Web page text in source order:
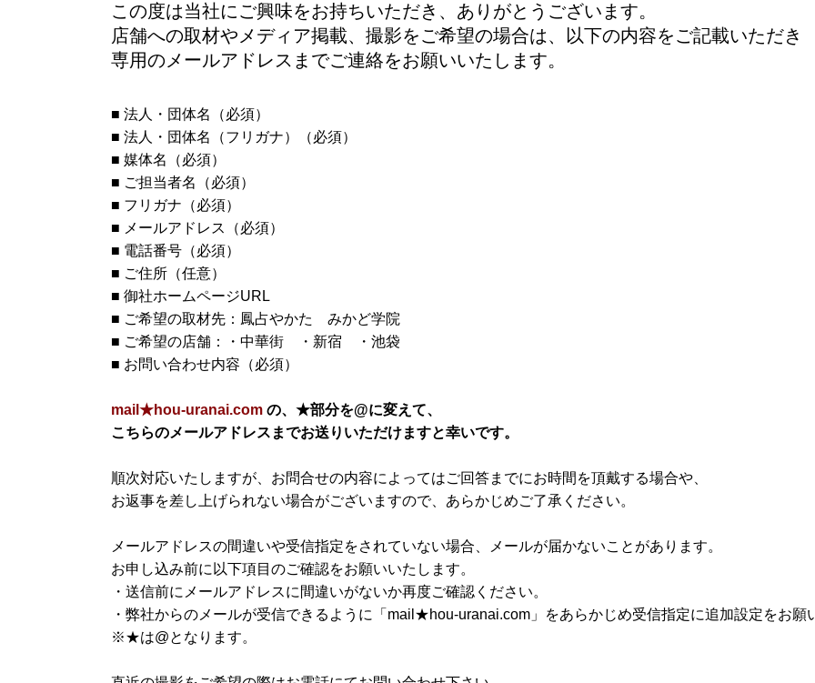
この度は当社にご興味をお持ちいただき、ありがとうございます。
店舗への取材やメディア掲載、撮影をご希望の場合は、以下の内容をご記載いただき
専用のメールアドレスまでご連絡をお願いいたします。
■ 法人・団体名（必須）
■ 法人・団体名（フリガナ）（必須）
■ 媒体名（必須）
■ ご担当者名（必須）
■ フリガナ（必須）
■ メールアドレス（必須）
■ 電話番号（必須）
■ ご住所（任意）
■ 御社ホームページURL
■ ご希望の取材先：鳳占やかた みかど学院
■ ご希望の店舗：・中華街 ・新宿 ・池袋
■ お問い合わせ内容（必須）
mail★hou-uranai.com の、★部分を@に変えて、
こちらのメールアドレスまでお送りいただけますと幸いです。
順次対応いたしますが、お問合せの内容によってはご回答までにお時間を頂戴する場合や、
お返事を差し上げられない場合がございますので、あらかじめご了承ください。
メールアドレスの間違いや受信指定をされていない場合、メールが届かないことがあります。
お申し込み前に以下項目のご確認をお願いいたします。
・送信前にメールアドレスに間違いがないか再度ご確認ください。
・弊社からのメールが受信できるように「mail★hou-uranai.com」をあらかじめ受信指定に追加設定をお願
※★は@となります。